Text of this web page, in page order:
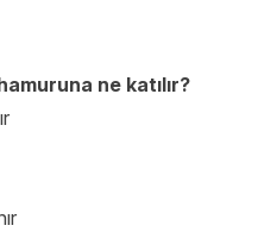
ne katılır?